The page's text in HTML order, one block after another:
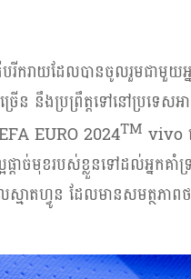
បរីករាយដែលបានចូលរួមជាមួ
រើន នឹងប្រព្រឹត្តទៅនៅប្រទេស
EURO 2024TM vivo
តាច់មុខរបស់ខ្លួនទៅដល់អ្នកគាំ
ាតហ្វូន ដែលមានសមត្ថភា